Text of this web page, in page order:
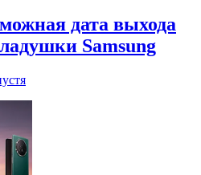
дата выхода
Samsung